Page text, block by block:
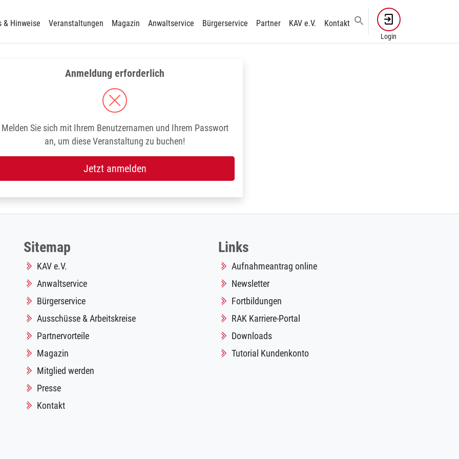
& Hinweise Veranstaltungen Magazin Anwaltservice Bürgerservice Partner KAV e.V. Kontakt
Anmeldung erforderlich
Melden Sie sich mit Ihrem Benutzernamen und Ihrem Passwort
an, um diese Veranstaltung zu buchen!
Jetzt anmelden
Sitemap
KAV e.V.
Anwaltservice
Bürgerservice
Ausschüsse & Arbeitskreise
Partnervorteile
Magazin
Mitglied werden
Presse
Kontakt
Links
Aufnahmeantrag online
Newsletter
Fortbildungen
RAK Karriere-Portal
Downloads
Tutorial Kundenkonto